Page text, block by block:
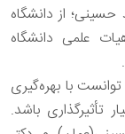
حسینی؛ از دانشگاه
علمی دانشگاه
با بهره‌گیری
تأثیرگذاری باشد.